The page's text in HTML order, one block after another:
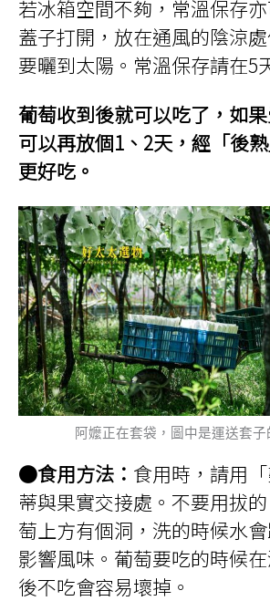
若冰箱空間不夠，常溫保存
蓋子打開，放在通風的陰涼
要曬到太陽。常溫保存請在5
葡萄收到後就可以吃了，如果
可以再放個1、2天，經「後
更好吃。
阿嬤正在套袋，圖中是運送套子
●食用方法： 食用時，請用
蒂與果實交接處。不要用拔
萄上方有個洞，洗的時候水
影響風味。葡萄要吃的時候
後不吃會容易壞掉。